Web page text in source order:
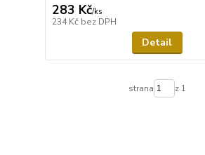
283 Kč/ks
234 Kč bez DPH
Detail
strana z 1